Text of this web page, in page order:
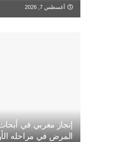
أغسطس 7, 2026
إنجاز مغربي في
المرض في مراحله